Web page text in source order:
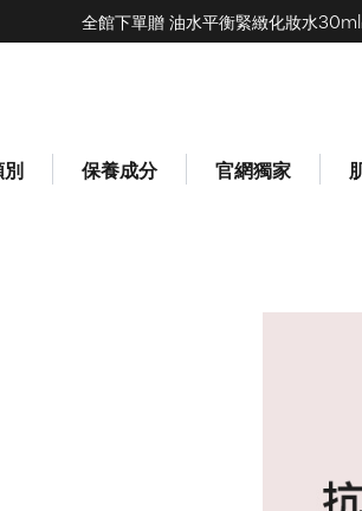
全館下單贈 油水平衡緊緻化妝水
保養成分 官網獨家